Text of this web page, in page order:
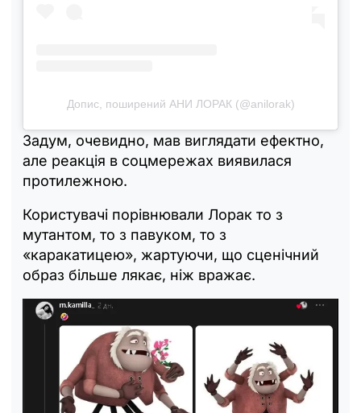
Допис, поширений АНИ ЛОРАК (@anilorak)
Задум, очевидно, мав виглядати ефектно,
але реакція в соцмережах виявилася
протилежною.
Користувачі порівнювали Лорак то з
мутантом, то з павуком, то з
«каракатицею», жартуючи, що сценічний
образ більше лякає, ніж вражає.